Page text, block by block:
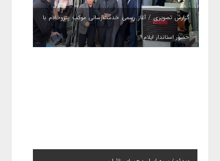
گزارش تصویری / آغاز رسمی خدمت‌رسانی موکب پتروخادم با
حضور استاندار ایلام